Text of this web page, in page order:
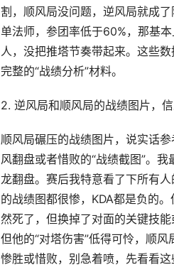
割，顺风局没问题，逆风局就成
单法师，参团率低于60%，那基
人，没把推塔节奏带起来。这些
完整的“战绩分析”材料。
2. 逆风局和顺风局的战绩图片，
顺风局碾压的战绩图片，说实话
风翻盘或者惜败的“战绩截图”。
龙翻盘。赛后我特意看了下所有
的战绩图都很惨，KDA都是负的
然死了，但换掉了对面的关键技
但他的“对塔伤害”低得可怜，顺
惨胜或惜败，别急着喷，先看看这